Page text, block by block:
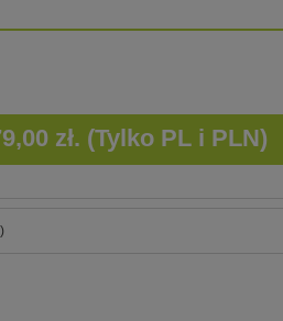
zł. (Tylko PL i PLN)